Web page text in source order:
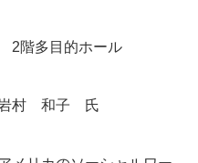
2階多目的ホール
岩村 和子 氏